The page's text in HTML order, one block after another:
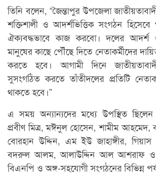
তিনি বলেন, “জৈন্তাপুর উপজেলা
শক্তিশালী ও আদর্শভিত্তিক সংগঠন
ঐক্যবদ্ধভাবে কাজ করবো। দলের আদর্শ
মানুষের কাছে পৌঁছে দিতে নেতাকর্মীদের
করতে হবে। আগামী দিনে
সুসংগঠিত করতে তাঁতীদলের প্রতিটি
থাকতে হবে।”
এ সময় অন্যান্যদের মধ্যে উপস্থিত
প্রবীণ মিত্র, মঈনুল হোসেন, শামীম আহমেদ,
বোরহান উদ্দিন, এম ইউ জাহাঙ্গীর,
বদরুল আলম, আলাউদ্দিন আল আশরাফ ও
বিএনপি ও অঙ্গ-সহযোগী সংগঠনের বিভিন্ন